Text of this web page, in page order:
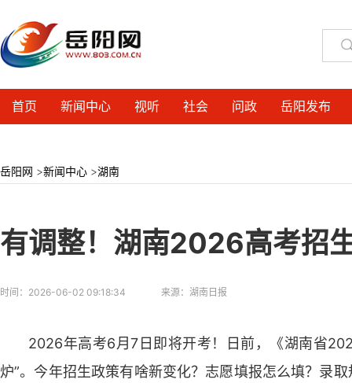
首页 新闻中心 视听 社会 问政 岳阳发布
岳阳网 >新闻中心 >湖南
有调整！湖南2026高考招
时间： 2026-06-02 09:18:34 来源： 湖南日报
2026年高考6月7日即将开考！日前，《湖南省
炉”。今年招生政策有啥新变化？志愿填报怎么填？录